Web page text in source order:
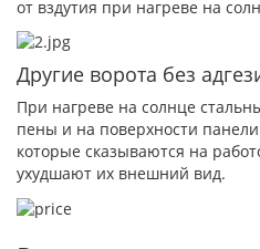
от вздутия при нагреве на
Другие ворота без
При нагреве на солнце
пены и на поверхности
которые сказываются на
ухудшают их внешний вид.